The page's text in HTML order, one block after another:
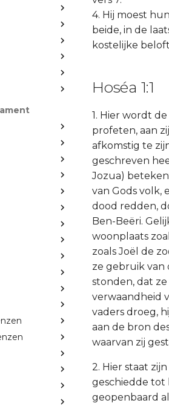
4. Hij moest
beide, in de
kostelijke
Hoséa 1:1
1. Hier wordt
profeten, aan
afkomstig te
geschreven
Jozua)
van Gods volk,
dood redden,
Ben-Beëri.
woonplaats
zoals Joël de
ze gebruik van
stonden, dat
verwaandheid
vaders droeg,
aan de bron
waarvan zij
2. Hier staat
geschiedde tot
geopenbaard